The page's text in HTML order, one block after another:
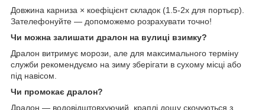
Довжина карниза × коефіцієнт складок (1.5-2x для портьєр).
Зателефонуйте — допоможемо розрахувати точно!
Чи можна залишати дралон на вулиці взимку?
Дралон витримує морози, але для максимального терміну
служби рекомендуємо на зиму зберігати в сухому місці або
під навісом.
Чи промокає дралон?
Дралон — водовідштовхуючий, краплі дощу скочуються з